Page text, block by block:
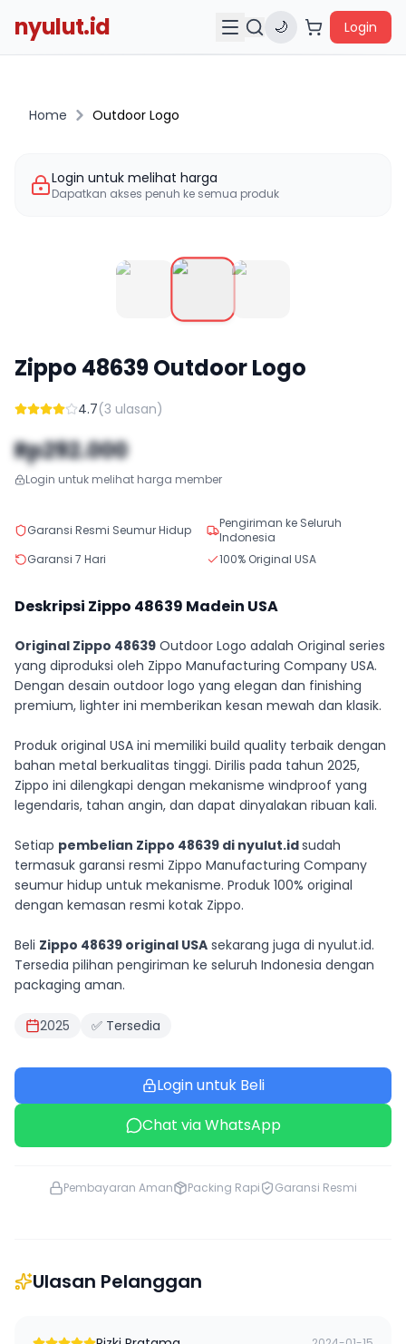
nyulut.id 🌙 Login
Home Outdoor Logo
Login untuk melihat harga
Dapatkan akses penuh ke semua produk
Zippo 48639Outdoor Logo
4.7(3 ulasan)
Rp292.000
Login untuk melihat harga member
Garansi Resmi Seumur Hidup
Pengiriman ke Seluruh
Indonesia
Garansi 7 Hari
100% Original USA
Deskripsi Zippo 48639 Madein USA
Original Zippo 48639 Outdoor Logo adalah Original series
yang diproduksi oleh Zippo Manufacturing Company USA.
Dengan desain outdoor logo yang elegan dan finishing
premium, lighter ini memberikan kesan mewah dan klasik.
Produk original USA ini memiliki build quality terbaik dengan
bahan metal berkualitas tinggi. Dirilis pada tahun 2025,
Zippo ini dilengkapi dengan mekanisme windproof yang
legendaris, tahan angin, dan dapat dinyalakan ribuan kali.
Setiap pembelian Zippo 48639 di nyulut.idsudah
termasuk garansi resmi Zippo Manufacturing Company
seumur hidup untuk mekanisme. Produk 100% original
dengan kemasan resmi kotak Zippo.
Beli Zippo 48639 original USA sekarang juga di nyulut.id.
Tersedia pilihan pengiriman ke seluruh Indonesia dengan
packaging aman.
2025 ✅ Tersedia
Login untuk Beli
Chat via WhatsApp
Pembayaran Aman Packing Rapi Garansi Resmi
Ulasan Pelanggan